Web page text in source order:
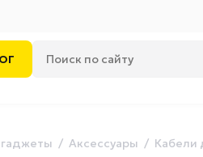
Аксессуары Кабели